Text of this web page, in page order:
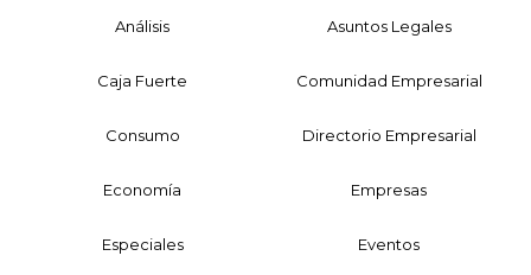
Análisis Asuntos Legales
Caja Fuerte Comunidad Empresarial
Consumo Directorio Empresarial
Economía Empresas
Especiales Eventos